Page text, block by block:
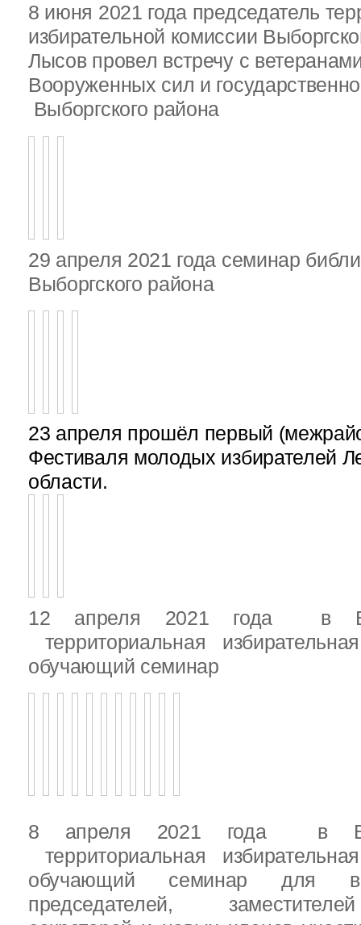
8 июня 2021 года председатель
избирательной комиссии
Лысов провел встречу с
Вооруженных сил и
Выборгского района
29 апреля 2021 года семинар
Выборгского района
23 апреля прошёл первый
Фестиваля молодых избирателей
области.
12 апреля 2021 года в
территориальная
обучающий семинар
8 апреля 2021 года в
территориальная
обучающий семинар для
председателей,